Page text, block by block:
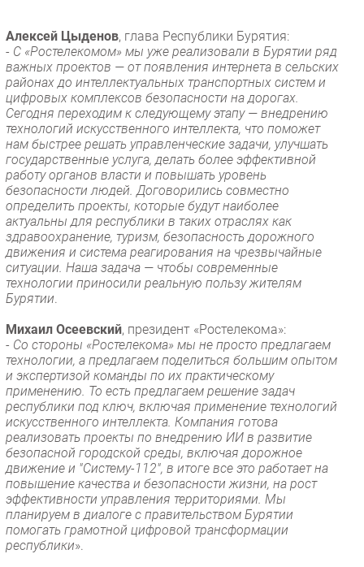
Тестовый стенд
Каталог компаний
Алексей Цыденов, глава Республики Бурятия:
- С «Ростелекомом» мы уже реализовали в Бурятии ряд
важных проектов — от появления интернета в сельских
районах до интеллектуальных транспортных систем и
цифровых комплексов безопасности на дорогах.
Сегодня переходим к следующему этапу — внедрению
технологий искусственного интеллекта, что поможет
нам быстрее решать управленческие задачи, улучшать
государственные услуга, делать более эффективной
работу органов власти и повышать уровень
безопасности людей. Договорились совместно
определить проекты, которые будут наиболее
актуальны для республики в таких отраслях как
здравоохранение, туризм, безопасность дорожного
движения и система реагирования на чрезвычайные
ситуации. Наша задача — чтобы современные
технологии приносили реальную пользу жителям
Бурятии
Михаил Осеевский, президент «Ростелекома»:
- Со стороны «Ростелекома» мы не просто предлагаем
технологии, а предлагаем поделиться большим опытом
и экспертизой команды по их практическому
применению. То есть предлагаем решение задач
республики под ключ, включая применение технологий
искусственного интеллекта. Компания готова
реализовать проекты по внедрению ИИ в развитие
безопасной городской среды, включая дорожное
движение и "Систему-112", в итоге все это работает на
повышение качества и безопасности жизни, на рост
эффективности управления территориями. Мы
планируем в диалоге с правительством Бурятии
помогать грамотной цифровой трансформации
республики».